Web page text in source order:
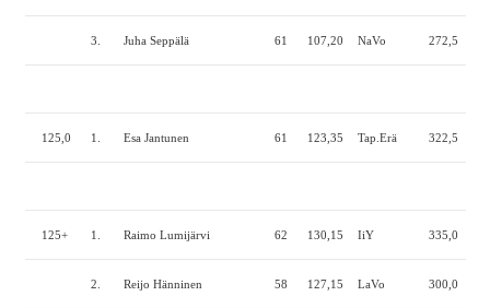
3. Juha Seppälä 61 107,20 NaVo 272,5
125,0 1. Esa Jantunen 61 123,35 Tap.Erä 322,5
125+ 1. Raimo Lumijärvi 62 130,15 IiY 335,0
2. Reijo Hänninen 58 127,15 LaVo 300,0